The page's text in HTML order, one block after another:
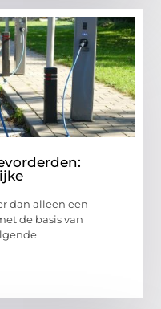
dan alleen een
de basis van